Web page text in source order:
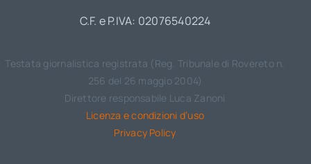
C.F. e P.IVA: 02076540224
Testata giornalistica registrata (Reg. Tribunale di Rovereto n.
256 del 26 maggio 2004)
Direttore responsabile Luca Zanoni
Licenza e condizioni d’uso
Privacy Policy